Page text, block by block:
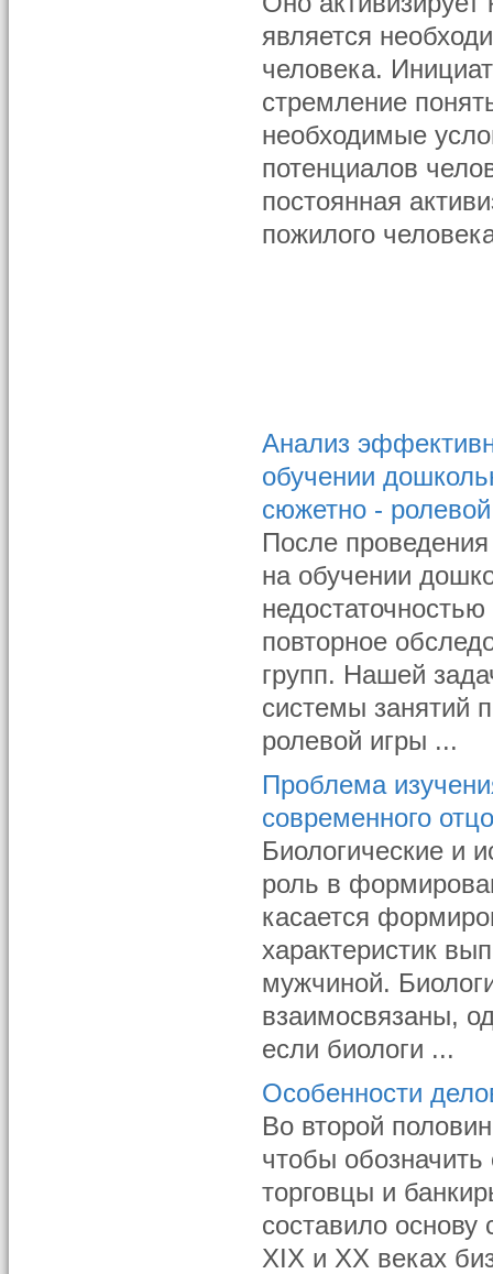
является
человека.
стремление
необходимые
потенциалов
постоянная
пожилого
Анализ
обучении
сюжетно -
После
на обучении
повторное
групп. Нашей
системы занятий
ролевой игры ...
Проблема
современного
Биологические и
роль в
касается
характеристик
мужчиной.
взаимосвязаны,
если биологи ...
Особенности
Во второй
чтобы
торговцы и
составило основу
XIX и XX веках